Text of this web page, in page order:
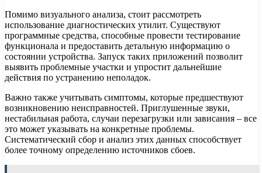
Помимо визуального анализа, стоит рассмотреть
использование диагностических утилит. Существуют
программные средства, способные провести тестирование
функционала и предоставить детальную информацию о
состоянии устройства. Запуск таких приложений позволит
выявить проблемные участки и упростит дальнейшие
действия по устранению неполадок.
Важно также учитывать симптомы, которые предшествуют
возникновению неисправностей. Приглушенные звуки,
нестабильная работа, случаи перезагрузки или зависания – все
это может указывать на конкретные проблемы.
Систематический сбор и анализ этих данных способствует
более точному определению источников сбоев.